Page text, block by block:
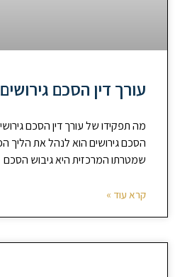
עורך דין הסכם גירושים
מה תפקידו של עורך דין הסכם
הסכם גירושים הוא לנהל את הליך
שמטרתו המרכזית היא גיבוש הסכם
קרא עוד »